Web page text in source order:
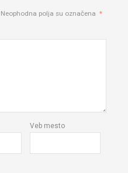
Neophodna polja su označena *
Veb mesto